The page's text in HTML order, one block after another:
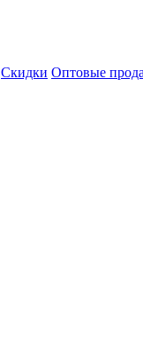
Скидки Оптовые